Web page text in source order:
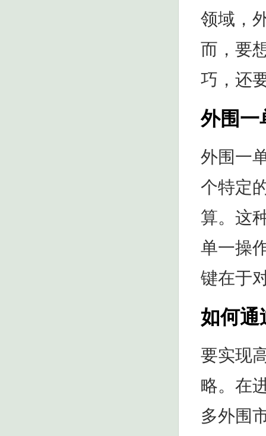
领域，
而，要
巧，还
外围一
外围一
个特定
算。这
单一操
键在于
如何通
要实现
略。在
多外围